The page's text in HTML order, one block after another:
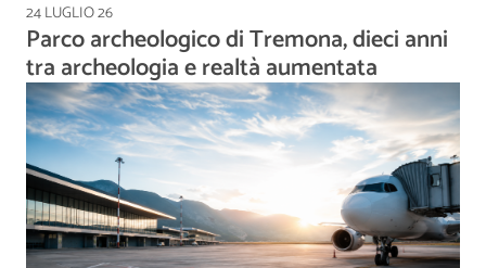
24 LUGLIO 26
Parco archeologico di Tremona, dieci anni
tra archeologia e realtà aumentata